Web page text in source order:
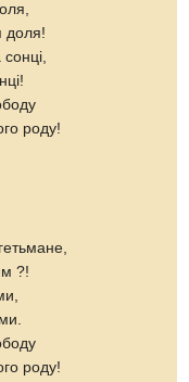
доля!
роду!
?!
роду!